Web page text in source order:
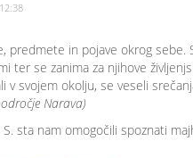
predmete in pojave okrog sebe.
ter se zanima za njihove
v svojem okolju, se veseli
Narava)
S. sta nam omogočili spoznati